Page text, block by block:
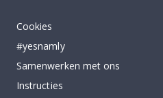
Cookies
#yesnamly
Samenwerken met ons
Instructies